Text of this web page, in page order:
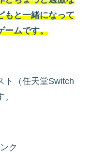
もと一緒になって
ムです。
ト（任天堂Switch
ク